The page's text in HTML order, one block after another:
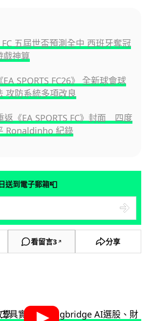
五屆世盃預測全中 西班牙奪冠
戲神算
SPORTS FC26》 全新球會球
攻防系統多項改良
《EA SPORTS FC》封面 四度
Ronaldinho 紀錄
送到電子郵箱📮
看留言3 ↗ 分享